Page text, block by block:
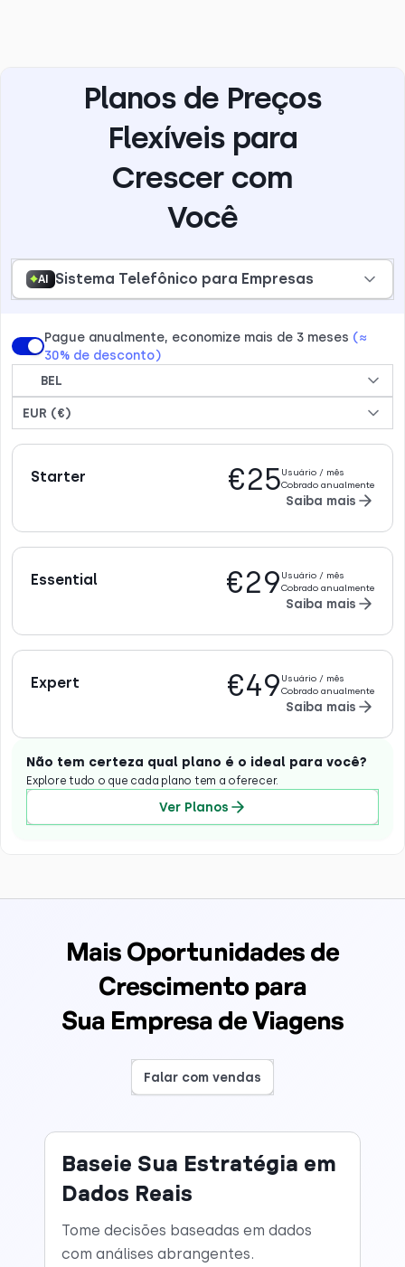
Planos de Preços
Flexíveis para
Crescer com
Você
AI Sistema Telefônico para Empresas
Pague anualmente, economize mais de 3 meses (≈
30% de desconto)
BEL
EUR (€)
Starter €25Usuário / mês
Cobrado anualmente
Saiba mais
Essential €29 Usuário / mês
Cobrado anualmente
Saiba mais
Expert €49 Usuário / mês
Cobrado anualmente
Saiba mais
Não tem certeza qual plano é o ideal para você?
Explore tudo o que cada plano tem a oferecer.
Ver Planos
Mais Oportunidades de
Crescimento para
Sua Empresa de Viagens
Falar com vendas
Baseie Sua Estratégia em
Dados Reais
Tome decisões baseadas em dados
com análises abrangentes.